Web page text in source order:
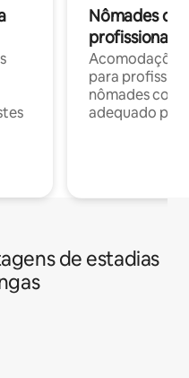
Nômades
profissionais
para
nômades com
adequado
de estadias